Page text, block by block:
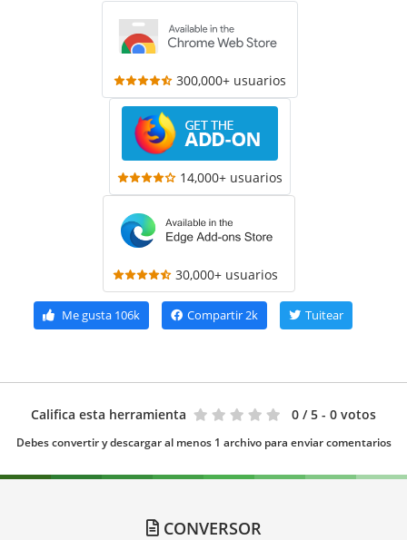
300,000+ usuarios
14,000+ usuarios
30,000+ usuarios
Me gusta106k Compartir2k Tuitear
Califica esta herramienta 0 / 5 - 0 votos
Debes convertir y descargar al menos 1 archivo para enviar comentarios
CONVERSOR